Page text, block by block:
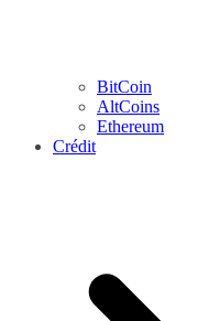
BitCoin
AltCoins
Ethereum
Crédit